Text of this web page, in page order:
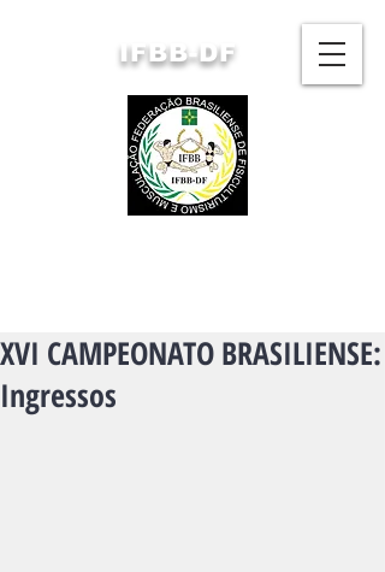
IFBB-DF
XVI CAMPEONATO BRASILIENSE:
Ingressos